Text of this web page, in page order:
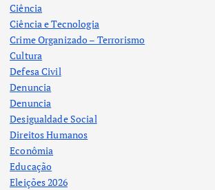
Ciência
Ciência e Tecnologia
Crime Organizado – Terrorismo
Cultura
Defesa Civil
Denuncia
Denuncia
Desigualdade Social
Direitos Humanos
Econômia
Educação
Eleições 2026